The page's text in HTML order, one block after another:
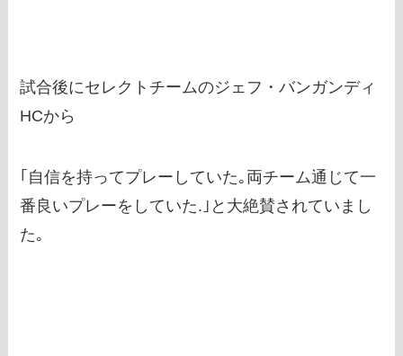
試合後にセレクトチームのジェフ・バンガンディ
HCから
｢自信を持ってプレーしていた｡両チーム通じて一
番良いプレーをしていた.｣と大絶賛されていまし
た｡